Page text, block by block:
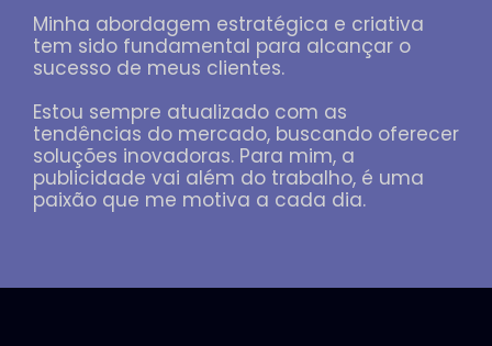
Minha abordagem estratégica e criativa
tem sido fundamental para alcançar o
sucesso de meus clientes.
Estou sempre atualizado com as
tendências do mercado, buscando oferecer
soluções inovadoras. Para mim, a
publicidade vai além do trabalho, é uma
paixão que me motiva a cada dia.